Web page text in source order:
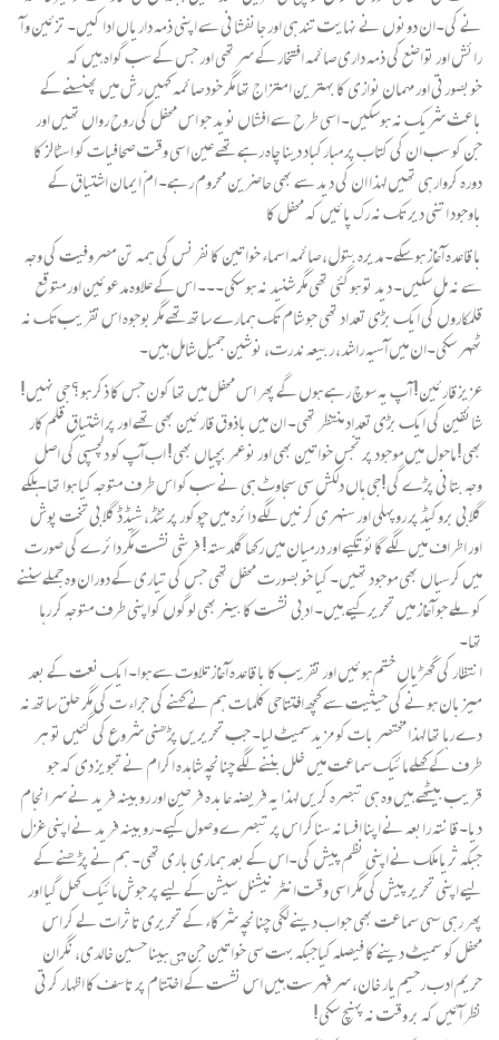
نے کی۔ان دونوں نے نہایت تندہی اور جانفشانی سے اپنی ذمہ داریاں ادا کیں۔ تزئین و آ
رائش اور تواضع کی ذمہ داری صائمہ افتخار کے سر تھی اور جس کے سب گواہ ہیں کہ
خوبصورتی اور مہمان نوازی کا بہترین امتزاج تھا مگر خود صائمہ کہیں رش میں پھنسنے کے
باعث شریک نہ ہوسکیں۔ اسی طرح سے افشاں نوید جو اس محفل کی روح رواں تھیں اور
جن کو سب ان کی کتاب پر مبارکباد دینا چاہ رہے تھے عین اسی وقت صحافیات کو اسٹالز کا
دورہ کروارہی تھیں لہذا ان کی دید سے بھی حاضرین محروم رہے۔ امّ ایمان اشتیاق کے
باوجود اتنی دیر تک نہ رک پائیں کہ محفل کا
با قاعدہ آغاز ہوسکے۔ مدیرہ بتول، صائمہ اسماء خواتین کانفرنس کی ہمہ تن مصروفیت کی وجہ
سے نہ مل سکیں۔ دید تو ہوگئی تھی مگر شنید نہ ہوسکی۔۔۔ اس کے علاوہ مدعوئین اور متوقع
قلمکاروں کی ایک بڑی تعداد تھی جو شام تک ہمارے ساتھ تھے مگر بوجوہ اس تقریب تک نہ
ٹھہر سکی۔ان میں آسیہ راشد، ربیعہ ندرت، نوشین جمیل شامل ہیں۔
عزیز قارئین! آ پ یہ سوچ رہے ہوں گے پھر اس محفل میں تھا کون جس کا ذکر ہو؟ جی نہیں!
شائقین کی ایک بڑی تعداد منتظر تھی۔ ان میں باذوق قارئین بھی تھے اور پر اشتیاق قلم کار
بھی! ماحول میں موجود پر تجّس خواتین بھی اور نوعمر بچیاں بھی! اب آپ کو دلچسپی کی اصل
وجہ بتانی پڑے گی!جی ہاں دلکش سی سجاوٹ ہی نے سب کو اس طرف متوجہ کیا ہوا تھا۔ہلکے
گلابی بروکیڈ پر روپہلی اور سنہری کرنیں لگے دائرہ میں چوکور پرنٹڈ، شیڈڈ گلابی تخت پوش
اور اطراف میں لگے گائو تکیے اور درمیان میں رکھا گلدستہ! فرشی نشست مگر دائرے کی صورت
میں کرسیاں بھی موجود تھیں۔ کیا خوبصورت محفل تھی جس کی تیاری کے دوران وہ جملے سننے
کو ملے جو آغاز میں تحریر کیے ہیں۔ ادبی نشست کا بینربھی لوگوں کواپنی طرف متوجہ کر رہا
تھا۔
انتظار کی گھڑیاں ختم ہوئیں اور تقریب کا با قاعدہ آغازتلاوت سے ہوا۔ ایک نعت کے بعد
میزبان ہونے کی حیثیت سے کچھ افتتاحی کلمات ہم نے کہنے کی جراء ت کی مگر حلق ساتھ نہ
دے رہا تھا لہذا مختصر بات کو مزیدسمیٹ لیا۔ جب تحریریں پڑھنی شروع کی گئیں تو ہر
طرف کے کھلے مائیک سماعت میں خلل بننے لگے چنانچہ شاہدہ اکرام نے تجویز دی کہ جو
قریب بیٹھے ہیں وہ ہی تبصرہ کریں لہذا یہ فریضہ عابدہ فرحین اور روبینہ فرید نے سر انجام
دیا۔ قانتہ رابعہ نے اپنا افسانہ سناکر اس پر تبصرے وصول کیے۔روبینہ فرید نے اپنی غزل
جبکہ ثریا ملک نے اپنی نظم پیش کی۔اس کے بعد ہماری باری تھی۔ ہم نے پڑھنے کے
لیے اپنی تحریر پیش کی مگر اسی وقت انٹر نیشنل سیشن کے لیے پر جوش مائیک کھل گیا اور
پھر رہی سہی سماعت بھی جواب دینے لگی چنانچہ شرکاء کے تحریری تاثرات لے کر اس
محفل کو سمیٹ دینے کا فیصلہ کیاجبکہ بہت سی خواتین جن میںبینا حسین خالدی، نگران
حریم ادب رحیم یار خان، سر فہرست ہیں اس نشست کے اختتام پر تاسف کا اظہار کرتی
نظر آئیں کہ بر وقت نہ پہنچ سکی!